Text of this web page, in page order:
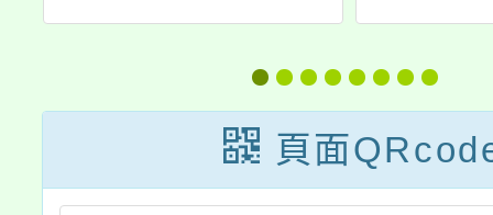
設計展「彰化有
藝思！親子創意
DIY」活動訊息1
份，詳如說明，
學生
施要
詳如
頁面